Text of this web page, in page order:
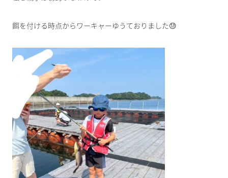
餌を付ける時点からワーキャーゆうておりました😓